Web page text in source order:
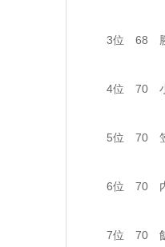
3位 68
4位 70
5位 70
6位 70
7位 70